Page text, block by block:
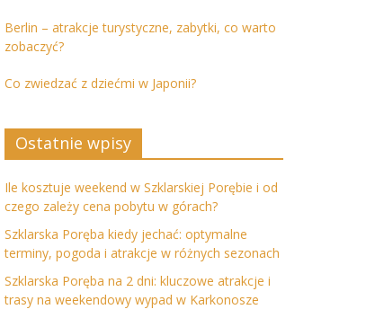
Berlin – atrakcje turystyczne, zabytki, co warto
zobaczyć?
Co zwiedzać z dziećmi w Japonii?
Ostatnie wpisy
Ile kosztuje weekend w Szklarskiej Porębie i od
czego zależy cena pobytu w górach?
Szklarska Poręba kiedy jechać: optymalne
terminy, pogoda i atrakcje w różnych sezonach
Szklarska Poręba na 2 dni: kluczowe atrakcje i
trasy na weekendowy wypad w Karkonosze